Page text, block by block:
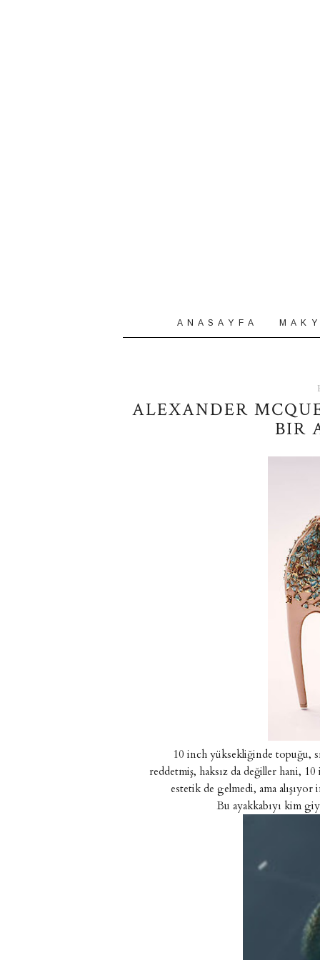
A N A S A Y F A M A K
ALEXANDER
BIR
10 inch yüksekliğinde topuğu,
reddetmiş, haksız da değiller hani,
estetik de gelmedi, ama
Bu ayakkabıyı kim